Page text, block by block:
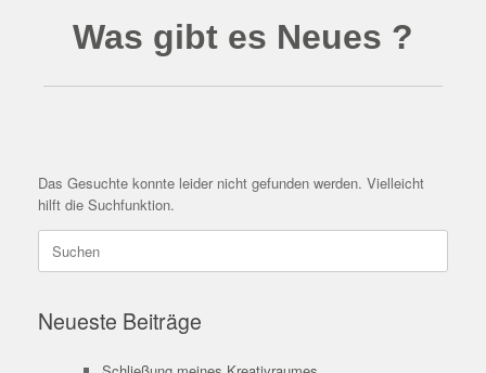
Was gibt es Neues ?
Das Gesuchte konnte leider nicht gefunden werden. Vielleicht
hilft die Suchfunktion.
Suchen
nach:
Neueste Beiträge